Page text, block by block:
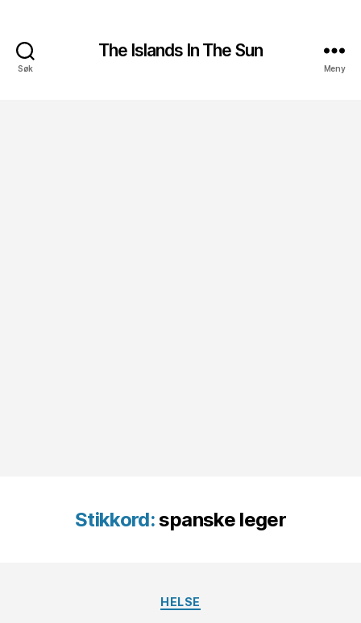
Søk
The Islands In The Sun
Meny
Stikkord:spanske leger
Kategorier
HELSE